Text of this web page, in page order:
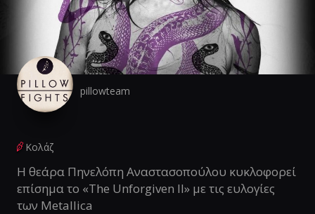
pillowteam
Κολάζ
Η θεάρα Πηνελόπη Αναστασοπούλου κυκλοφορεί
επίσημα το «The Unforgiven II» με τις ευλογίες
των Metallica